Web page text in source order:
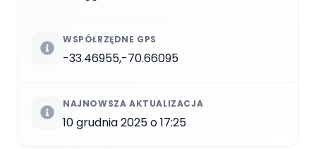
WSPÓŁRZĘDNE GPS
-33.46955,-70.66095
NAJNOWSZA AKTUALIZACJA
10 grudnia 2025 o 17:25